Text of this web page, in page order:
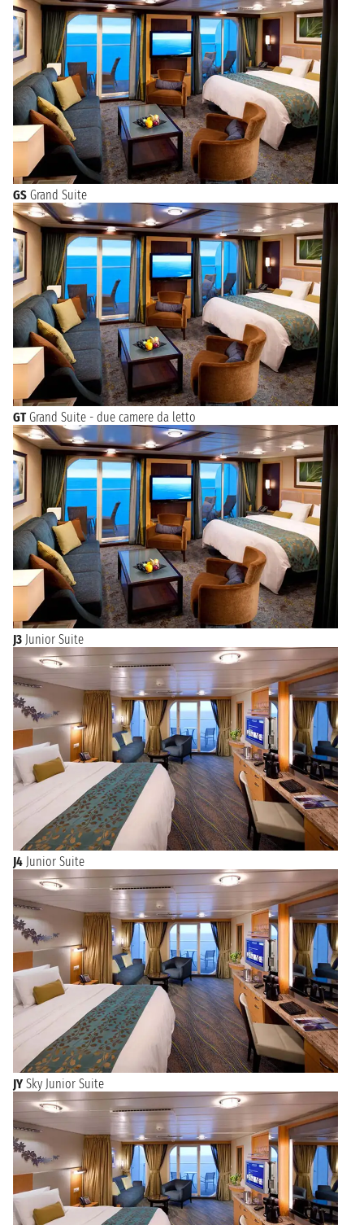
GS Grand Suite
GT Grand Suite - due camere da letto
J3 Junior Suite
J4 Junior Suite
JY Sky Junior Suite